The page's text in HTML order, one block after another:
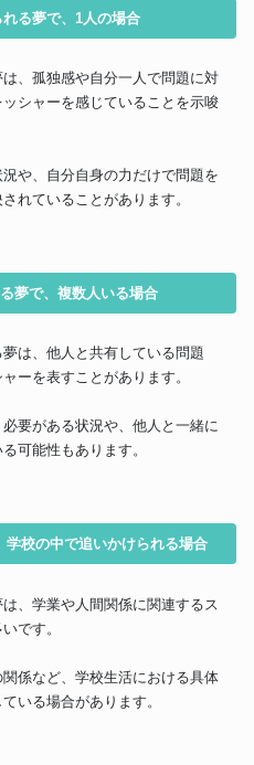
る夢で、1人の場合
、孤独感や自分一人で問題に対
シャーを感じていることを示唆
や、自分自身の力だけで問題を
れていることがあります。
夢で、複数人いる場合
は、他人と共有している問題
ーを表すことがあります。
要がある状況や、他人と一緒に
可能性もあります。
校の中で追いかけられる場合
、学業や人間関係に関連するス
です。
係など、学校生活における具体
いる場合があります。